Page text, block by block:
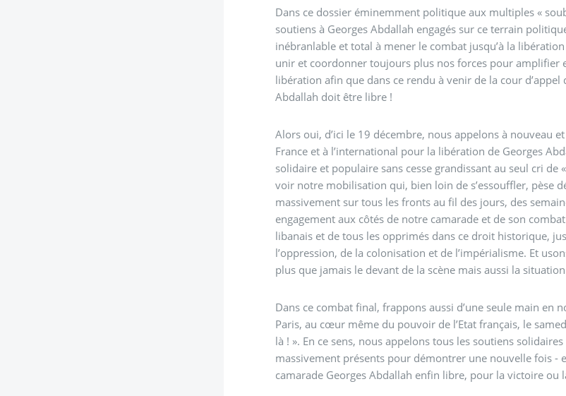
Dans ce dossier éminemment politique aux multiples «
soutiens à Georges Abdallah engagés sur ce terrain
inébranlable et total à mener le combat jusqu’à la
unir et coordonner toujours plus nos forces pour amplifier
libération afin que dans ce rendu à venir de la cour
Abdallah doit être libre !
Alors oui, d’ici le 19 décembre, nous appelons à nouveau
France et à l’international pour la libération de Georges
solidaire et populaire sans cesse grandissant au seul cri
voir notre mobilisation qui, bien loin de s’essouffler, pèse
massivement sur tous les fronts au fil des jours, des
engagement aux côtés de notre camarade et de son
libanais et de tous les opprimés dans ce droit historique,
l’oppression, de la colonisation et de l’impérialisme. Et
plus que jamais le devant de la scène mais aussi la
Dans ce combat final, frappons aussi d’une seule main en
Paris, au cœur même du pouvoir de l’Etat français, le
là ! ». En ce sens, nous appelons tous les soutiens
massivement présents pour démontrer une nouvelle fois
camarade Georges Abdallah enfin libre, pour la victoire ou